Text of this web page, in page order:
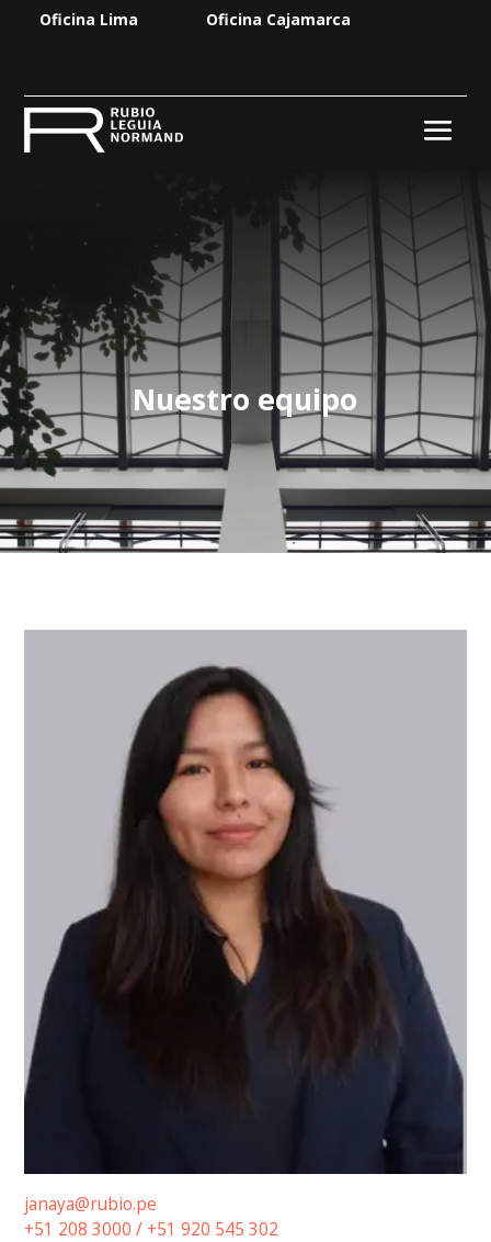
Oficina Lima Oficina Cajamarca
Nuestro equipo
janaya@rubio.pe
+51 208 3000 / +51 920 545 302